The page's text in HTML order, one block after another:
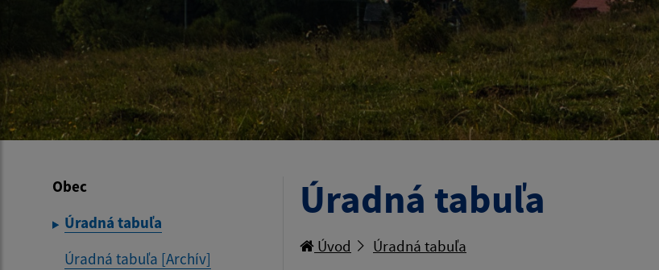
Obec
Úradná tabuľa
Úradná tabuľa [Archív]
Úradná tabuľa
Úvod Úradná tabuľa